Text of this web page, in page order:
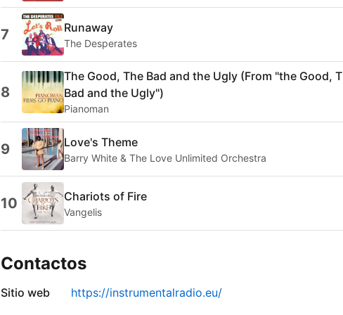
7 Runaway
The Desperates
8
The Good, The Bad and the Ugly (From "the Good,
Bad and the Ugly")
Pianoman
9 Love's Theme
Barry White & The Love Unlimited Orchestra
10 Chariots of Fire
Vangelis
Contactos
Sitio web https://instrumentalradio.eu/